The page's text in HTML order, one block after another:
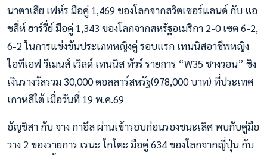
นาตาเลีย เฟห์ร มือคู่ 1,469 ของโลกจากสวิตเซอร์แลนด์ กับ แอ
ชลี่ห์ ฮาร์วี่ย์ มือคู่ 1,343 ของโลกจากสหรัฐอเมริกา 2-0 เซต 6-2,
6-2 ในการแข่งขันประเภทหญิงคู่ รอบแรก เทนนิสอาชีพหญิง
ไอทีเอฟ วีเมนส์ เวิลด์ เทนนิส ทัวร์ รายการ “W35 ชางวอน” ชิง
เงินรางวัลรวม 30,000 ดอลลาร์สหรัฐ(978,000 บาท) ที่ประเทศ
เกาหลีใต้ เมื่อวันที่ 19 พ.ค.69
อัญชิสา กับ จาง กาอึล ผ่านเข้ารอบก่อนรองชนะเลิศ พบกับคู่มือ
วาง 2 ของรายการ เรนะ โกโตะ มือคู่ 634 ของโลกจากญี่ปุ่น กับ